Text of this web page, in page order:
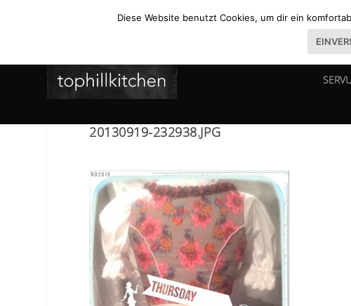
20130919-232938.JPG
Diese Website benutzt Cookies, um dir ein